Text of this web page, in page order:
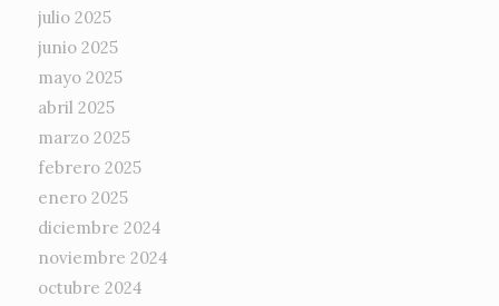
julio 2025
junio 2025
mayo 2025
abril 2025
marzo 2025
febrero 2025
enero 2025
diciembre 2024
noviembre 2024
octubre 2024